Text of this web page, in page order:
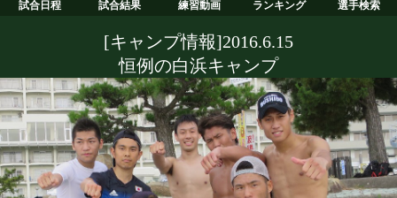
試合結果 練習動画
[キャンプ情報]2016.6.15
恒例の白浜キャンプ